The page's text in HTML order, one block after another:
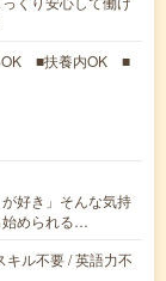
OK ■扶養内OK ■
好き」そんな気持
始められる…
キル不要 / 英語力不